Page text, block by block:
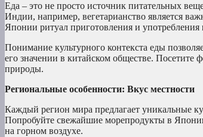
Еда – это не просто источник питательных
Индии, например, вегетарианство является
Японии ритуал приготовления и
Понимание культурного контекста еды
его значении в китайском обществе.
природы.
Региональные особенности: Вкус местности
Каждый регион мира предлагает уникальные
Попробуйте свежайшие морепродукты в
на горном воздухе.